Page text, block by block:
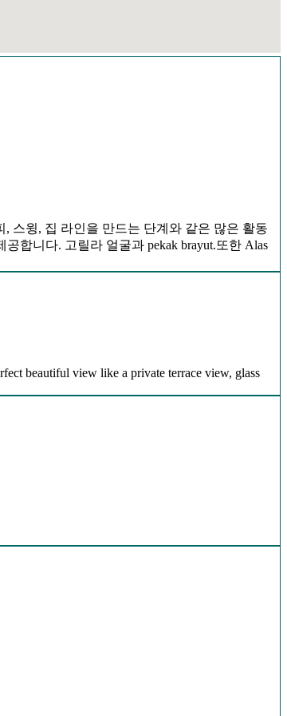
스윙, 집 라인을 만드는 단계와 같은 많은 활동
합니다. 고릴라 얼굴과 pekak brayut.또한 Alas
beautiful view like a private terrace view, glass